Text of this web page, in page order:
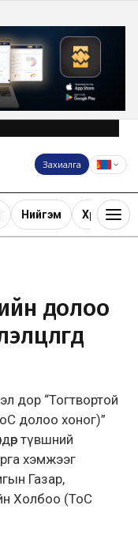
Захиалга
Нийгэм Хөрөнгө
долоо
дор “Тогтвортой
долоо хоног)”
түвшний
хэмжээг
Газар,
Холбоо (ТоС